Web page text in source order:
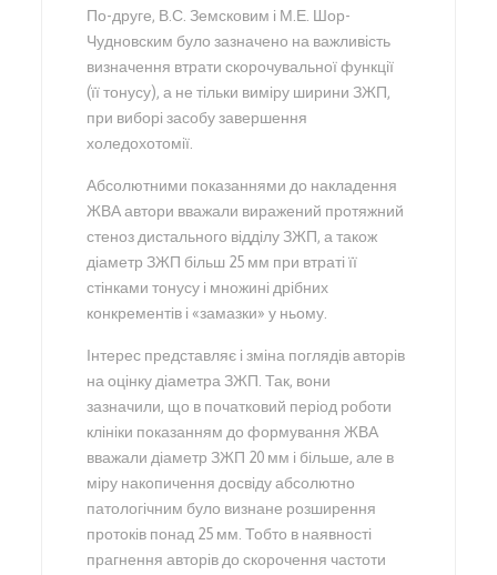
По-друге, В.С. Земсковим і М.Е. Шор-
Чудновским було зазначено на важливість
визначення втрати скорочувальної функції
(її тонусу), а не тільки виміру ширини ЗЖП,
при виборі засобу завершення
холедохотомії.
Абсолютними показаннями до накладення
ЖВА автори вважали виражений протяжний
стеноз дистального відділу ЗЖП, а також
діаметр ЗЖП більш 25 мм при втраті її
стінками тонусу і множині дрібних
конкрементів і «замазки» у ньому.
Інтерес представляє і зміна поглядів авторів
на оцінку діаметра ЗЖП. Так, вони
зазначили, що в початковий період роботи
клініки показанням до формування ЖВА
вважали діаметр ЗЖП 20 мм і більше, але в
міру накопичення досвіду абсолютно
патологічним було визнане розширення
протоків понад 25 мм. Тобто в наявності
прагнення авторів до скорочення частоти